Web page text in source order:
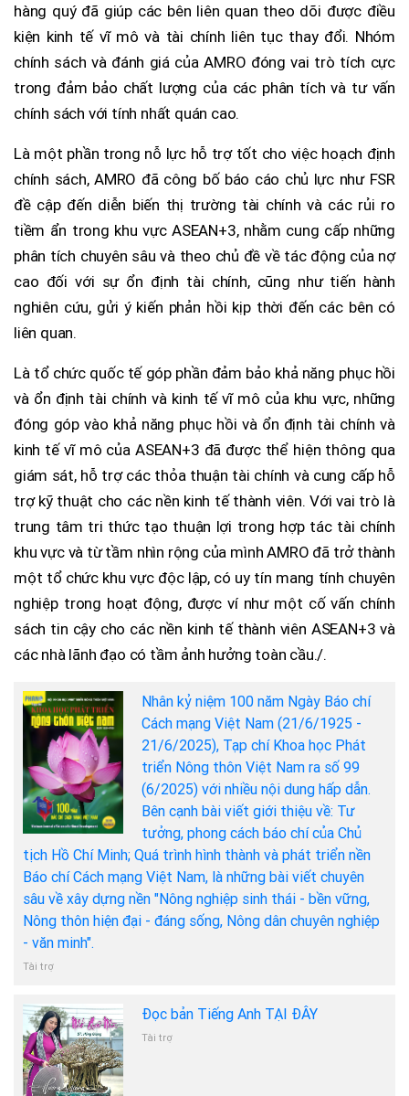
hàng quý đã giúp các bên liên quan theo dõi được điều
kiện kinh tế vĩ mô và tài chính liên tục thay đổi. Nhóm
chính sách và đánh giá của AMRO đóng vai trò tích cực
trong đảm bảo chất lượng của các phân tích và tư vấn
chính sách với tính nhất quán cao.
Là một phần trong nỗ lực hỗ trợ tốt cho việc hoạch định
chính sách, AMRO đã công bố báo cáo chủ lực như FSR
đề cập đến diễn biến thị trường tài chính và các rủi ro
tiềm ẩn trong khu vực ASEAN+3, nhằm cung cấp những
phân tích chuyên sâu và theo chủ đề về tác động của nợ
cao đối với sự ổn định tài chính, cũng như tiến hành
nghiên cứu, gửi ý kiến phản hồi kịp thời đến các bên có
liên quan.
Là tổ chức quốc tế góp phần đảm bảo khả năng phục hồi
và ổn định tài chính và kinh tế vĩ mô của khu vực, những
đóng góp vào khả năng phục hồi và ổn định tài chính và
kinh tế vĩ mô của ASEAN+3 đã được thể hiện thông qua
giám sát, hỗ trợ các thỏa thuận tài chính và cung cấp hỗ
trợ kỹ thuật cho các nền kinh tế thành viên. Với vai trò là
trung tâm tri thức tạo thuận lợi trong hợp tác tài chính
khu vực và từ tầm nhìn rộng của mình AMRO đã trở thành
một tổ chức khu vực độc lập, có uy tín mang tính chuyên
nghiệp trong hoạt động, được ví như một cố vấn chính
sách tin cậy cho các nền kinh tế thành viên ASEAN+3 và
các nhà lãnh đạo có tầm ảnh hưởng toàn cầu./.
Nhân kỷ niệm 100 năm Ngày Báo chí
Cách mạng Việt Nam (21/6/1925 -
21/6/2025), Tạp chí Khoa học Phát
triển Nông thôn Việt Nam ra số 99
(6/2025) với nhiều nội dung hấp dẫn.
Bên cạnh bài viết giới thiệu về: Tư
tưởng, phong cách báo chí của Chủ
tịch Hồ Chí Minh; Quá trình hình thành và phát triển nền
Báo chí Cách mạng Việt Nam, là những bài viết chuyên
sâu về xây dựng nền "Nông nghiệp sinh thái - bền vững,
Nông thôn hiện đại - đáng sống, Nông dân chuyên nghiệp
- văn minh".
Tài trợ
Đọc bản Tiếng Anh TẠI ĐÂY
Tài trợ